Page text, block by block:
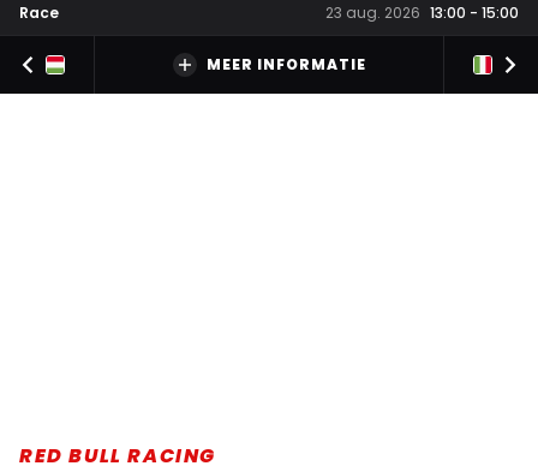
Race
23 aug. 2026 13:00 - 15:00
MEER INFORMATIE
RED BULL RACING